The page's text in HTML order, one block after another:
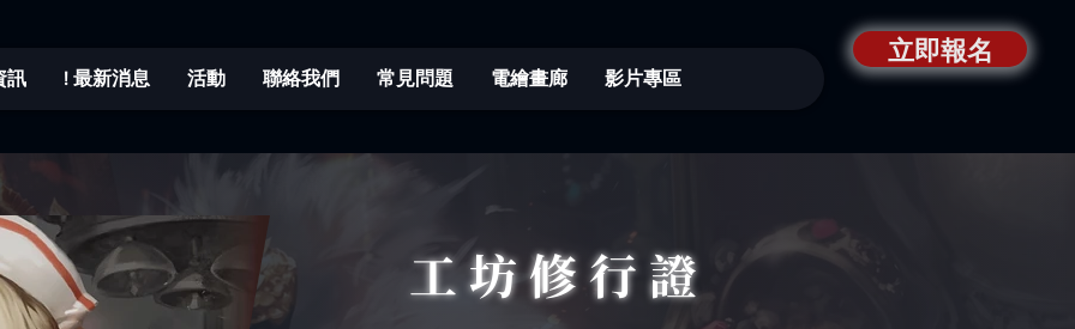
訊 ! 最新消息 活動 聯絡我們 常見問題 電繪畫廊 影片專區
立即報名
工坊修行證